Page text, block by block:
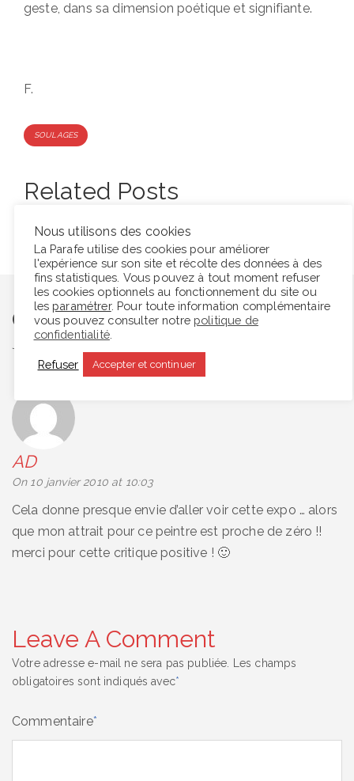
geste, dans sa dimension poétique et signifiante.
F.
Tags
SOULAGES
Related Posts
None found
One Comment
ADsays:
On 10 janvier 2010 at 10:03
Cela donne presque envie d’aller voir cette expo … alors
que mon attrait pour ce peintre est proche de zéro !!
merci pour cette critique positive ! 🙂
Leave A Comment
Votre adresse e-mail ne sera pas publiée.
Les champs
obligatoires sont indiqués avec*
Commentaire*
Nous utilisons des cookies
La Parafe utilise des cookies pour améliorer
l'expérience sur son site et récolte des données à des
fins statistiques. Vous pouvez à tout moment refuser
les cookies optionnels au fonctionnement du site ou
les paramétrer. Pour toute information complémentaire
vous pouvez consulter notre politique de
confidentialité.
Refuser Accepter et continuer